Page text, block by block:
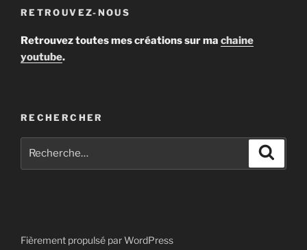
RETROUVEZ-NOUS
Retrouvez toutes mes créations sur ma chaine
youtube.
RECHERCHER
Fièrement propulsé par WordPress